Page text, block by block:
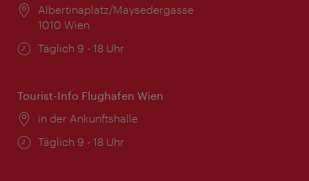
Ort:
Albertinaplatz/Maysedergasse
1010 Wien
Öffnungszeiten:
Täglich 9 - 18 Uhr
Tourist-Info Flughafen Wien
Ort:
in der Ankunftshalle
Öffnungszeiten:
Täglich 9 - 18 Uhr